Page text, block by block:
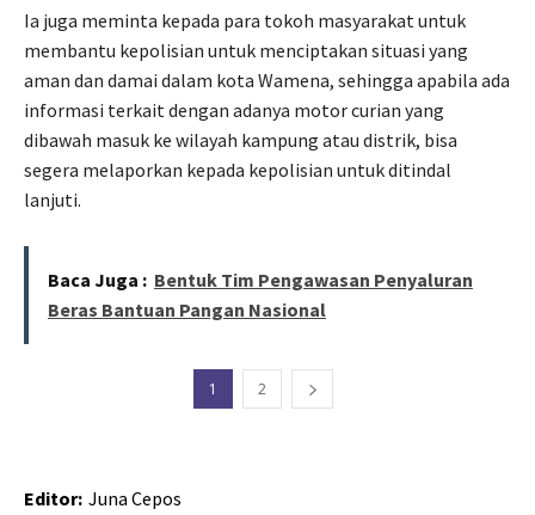
Ia juga meminta kepada para tokoh masyarakat untuk
membantu kepolisian untuk menciptakan situasi yang
aman dan damai dalam kota Wamena, sehingga apabila ada
informasi terkait dengan adanya motor curian yang
dibawah masuk ke wilayah kampung atau distrik, bisa
segera melaporkan kepada kepolisian untuk ditindal
lanjuti.
Baca Juga : Bentuk Tim Pengawasan Penyaluran
Beras Bantuan Pangan Nasional
1 2
Editor: Juna Cepos